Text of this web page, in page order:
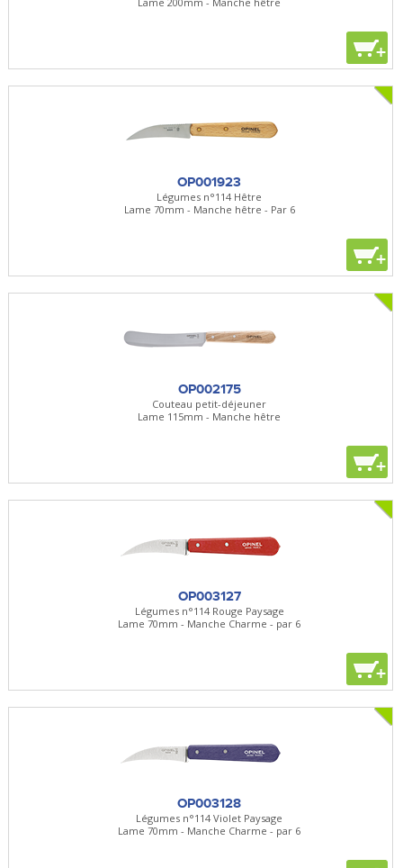
+
OP001923
Légumes n°114 Hêtre
Lame 70mm - Manche hêtre - Par 6
+
OP002175
Couteau petit-déjeuner
Lame 115mm - Manche hêtre
+
OP003127
Légumes n°114 Rouge Paysage
Lame 70mm - Manche Charme - par 6
+
OP003128
Légumes n°114 Violet Paysage
Lame 70mm - Manche Charme - par 6